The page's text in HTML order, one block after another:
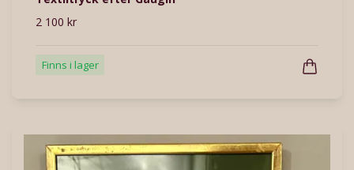
2 100 kr
Finns i lager